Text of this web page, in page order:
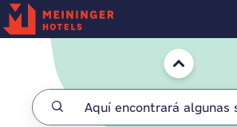
Saltar al contenido principal
Inicio